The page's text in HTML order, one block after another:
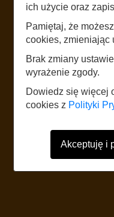
The website uses mobile
network operator. It is
Foreign users should refer to
ich użycie oraz
Pamiętaj, że
cookies, zmieniając
Brak zmiany
wyrażenie zgody.
Dowiedz się więcej
cookies z Polityki
Akceptuję i